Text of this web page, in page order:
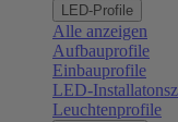
LED-Profile
Alle anzeigen
Aufbauprofile
Einbauprofile
LED-
Leuchtenprofile